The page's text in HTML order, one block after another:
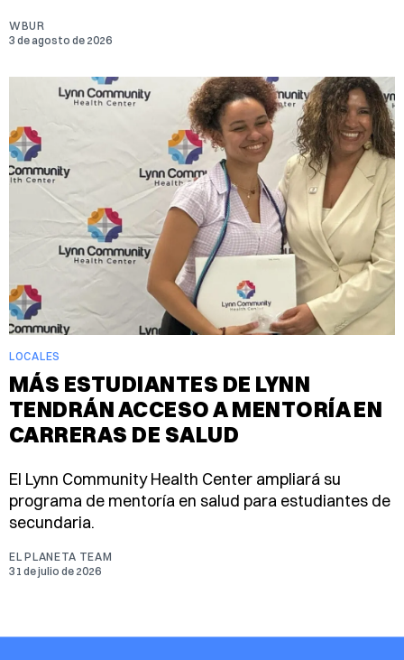
WBUR
3 de agosto de 2026
LOCALES
MÁS ESTUDIANTES DE LYNN
TENDRÁN ACCESO A MENTORÍA EN
CARRERAS DE SALUD
El Lynn Community Health Center ampliará su
programa de mentoría en salud para estudiantes de
secundaria.
EL PLANETA TEAM
31 de julio de 2026